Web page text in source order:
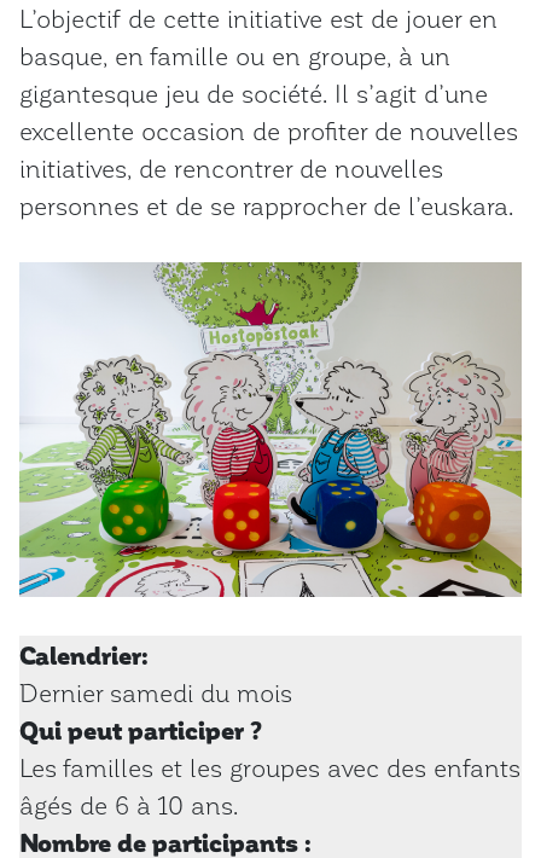
L’objectif de cette initiative est de jouer en
basque, en famille ou en groupe, à un
gigantesque jeu de société. Il s’agit d’une
excellente occasion de profiter de nouvelles
initiatives, de rencontrer de nouvelles
personnes et de se rapprocher de l’euskara.
Calendrier:
Dernier samedi du mois
Qui peut participer ?
Les familles et les groupes avec des enfants
âgés de 6 à 10 ans.
Nombre de participants :